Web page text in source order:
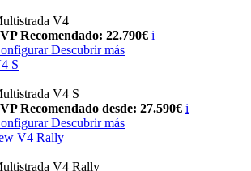
V4
Recomendado: 22.790€ i
Descubrir más
S
V4 S
Recomendado desde: 27.590€ i
Descubrir más
V4 Rally
V4 Rally